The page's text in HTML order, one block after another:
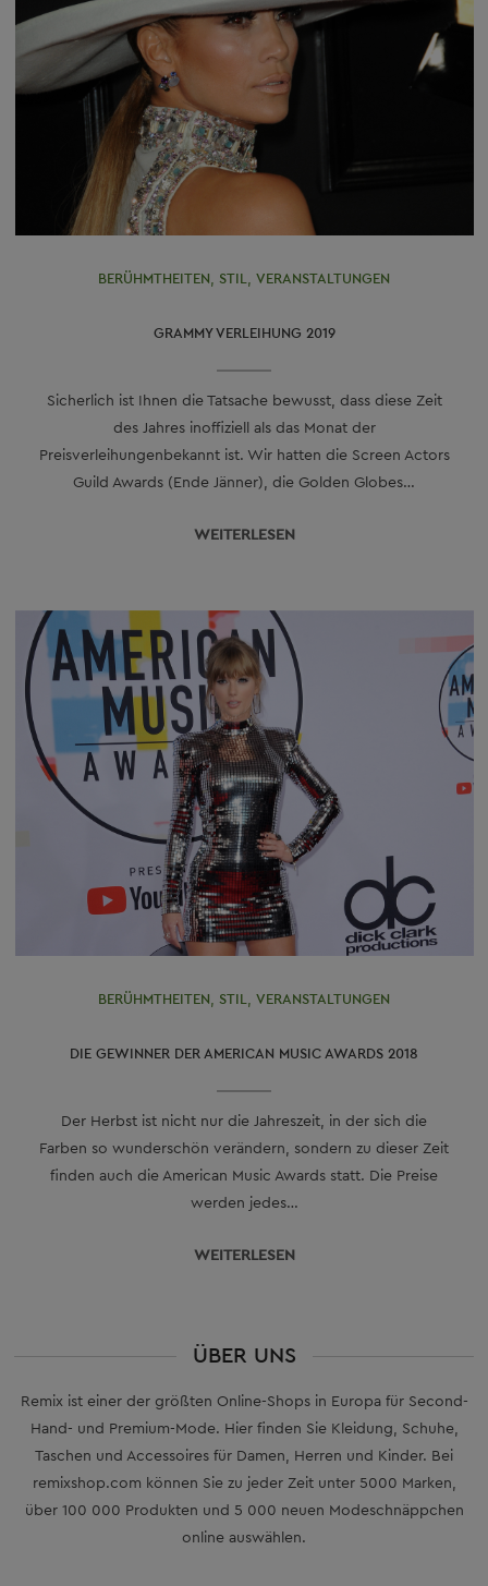
BERÜHMTHEITEN ,STIL ,VERANSTALTUNGEN
GRAMMY VERLEIHUNG 2019
Sicherlich ist Ihnen die Tatsache bewusst, dass diese Zeit
des Jahres inoffiziell als das Monat der
Preisverleihungenbekannt ist. Wir hatten die Screen Actors
Guild Awards (Ende Jänner), die Golden Globes…
WEITERLESEN
BERÜHMTHEITEN ,STIL ,VERANSTALTUNGEN
DIE GEWINNER DER AMERICAN MUSIC AWARDS 2018
Der Herbst ist nicht nur die Jahreszeit, in der sich die
Farben so wunderschön verändern, sondern zu dieser Zeit
finden auch die American Music Awards statt. Die Preise
werden jedes…
WEITERLESEN
ÜBER UNS
Remix ist einer der größten Online-Shops in Europa für Second-
Hand- und Premium-Mode. Hier finden Sie Kleidung, Schuhe,
Taschen und Accessoires für Damen, Herren und Kinder. Bei
remixshop.com können Sie zu jeder Zeit unter 5000 Marken,
über 100 000 Produkten und 5 000 neuen Modeschnäppchen
online auswählen.